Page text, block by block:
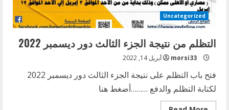
Uncategorized
التظلم من نتيجة الجزء الثالث دور ديسمبر 2022
morsi33 أبريل 14, 2022
فتح باب التظلم على نتيجة الجزء الثالث دور ديسمبر 2022
لكتابة التظلم والدفع ………أضغط هنا